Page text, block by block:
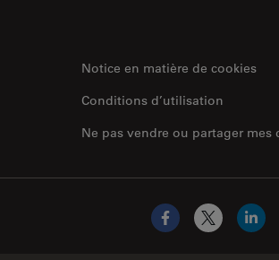
Notice en matière de cookies
Ne pas vendre ou partager mes
Conditions d’utilisation
Facebook
X